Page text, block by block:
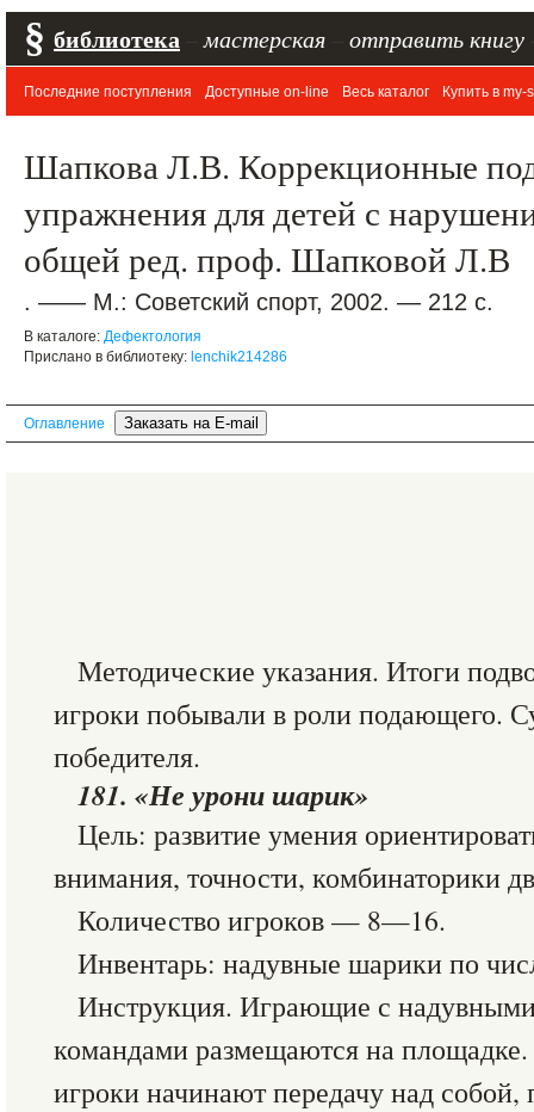
§ библиотека мастерская отправить книгу
Последние поступления Доступные on-line Весь каталог Купить в my-
Шапкова Л.В. Коррекционные
упражнения для детей с
общей ред. проф. Шапковой Л.В
. —— М.: Советский спорт, 2002. — 212 с.
В каталоге: Дефектология
Прислано в библиотеку: lenchik214286
Оглавление
Методические указания. Итоги
игроки побывали в роли подающего.
победителя.
181. «Не урони шарик»
Цель: развитие умения
внимания, точности, комбинаторики
Количество игроков — 8—16.
Инвентарь: надувные шарики по
Инструкция. Играющие с
командами размещаются на
игроки начинают передачу над